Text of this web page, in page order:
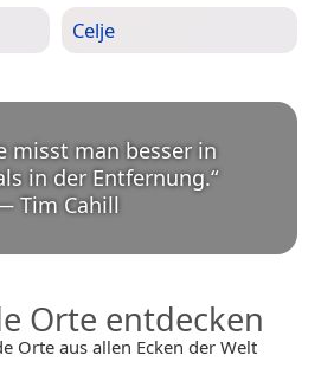
Celje
misst man besser in
in der Entfernung. “
Tim Cahill
Orte entdecken
Orte aus allen Ecken der Welt